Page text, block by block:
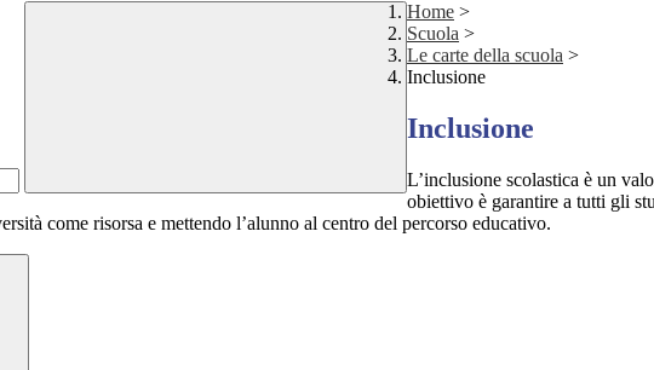
Home >
Scuola >
Le carte della scuola >
Inclusione
Inclusione
L’inclusione scolastica è un
obiettivo è garantire a tutti gli
come risorsa e mettendo l’alunno al centro del percorso educativo.